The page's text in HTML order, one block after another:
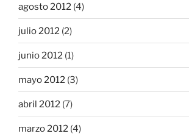
agosto 2012 (4)
julio 2012 (2)
junio 2012 (1)
mayo 2012 (3)
abril 2012 (7)
marzo 2012 (4)